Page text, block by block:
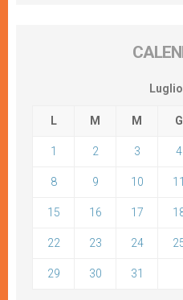
L M M G
1 2 3 4
8 9 10 11
15 16 17
22 23 24
29 30 31